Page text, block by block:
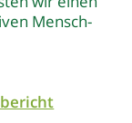
Mensch-